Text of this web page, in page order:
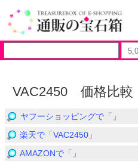
VAC2450 価格比較
ヤフーショッピングで「」
楽天で「VAC2450」
AMAZONで「」